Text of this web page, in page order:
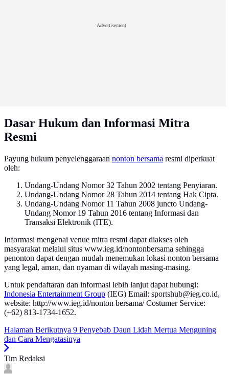
Advertisement
Dasar Hukum dan Informasi Mitra
Resmi
Payung hukum penyelenggaraan nonton bersama resmi diperkuat
oleh:
Undang-Undang Nomor 32 Tahun 2002 tentang Penyiaran.
Undang-Undang Nomor 28 Tahun 2014 tentang Hak Cipta.
Undang-Undang Nomor 11 Tahun 2008 juncto Undang-
Undang Nomor 19 Tahun 2016 tentang Informasi dan
Transaksi Elektronik (ITE).
Informasi mengenai venue mitra resmi dapat diakses oleh
masyarakat melalui situs www.ieg.id/nontonbersama sehingga
penonton dapat dengan mudah menemukan lokasi nonton bersama
yang legal, aman, dan nyaman di wilayah masing-masing.
Untuk pendaftaran dan informasi lebih lanjut dapat hubungi:
Indonesia Entertainment Group (IEG) Email: sportshub@ieg.co.id,
website: http://www.ieg.id/nonton bersama/ Costumer Service:
(+62) 813-1734-1652.
Halaman Berikutnya 9 Penyebab Daun Lidah Mertua Menguning
dan Cara Mengatasinya
Tim Redaksi